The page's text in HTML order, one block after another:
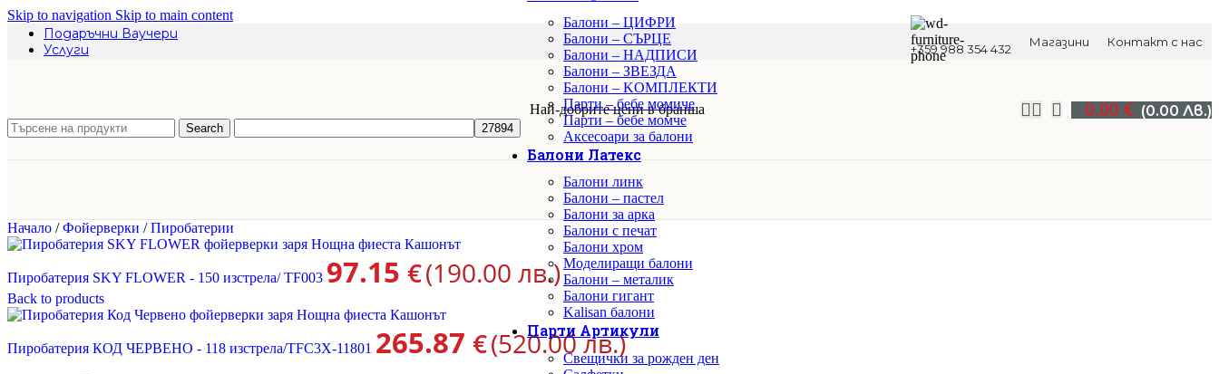
Skip to navigation Skip to main content
Подаръчни Ваучери
Услуги
+359 988 354 432 Магазини Контакт с нас
Search
Най-добрите цени в бранша 0.00€ (0.00 Лв.)
Балони – ЦИФРИ
Балони – СЪРЦЕ
Балони – НАДПИСИ
Балони – ЗВЕЗДА
Балони – KОМПЛЕКТИ
Парти – бебе момиче
Парти – бебе момче
Аксесоари за балони
Балони Латекс
Балони линк
Балони – пастел
Балони за арка
Балони с печат
Балони хром
Моделиращи балони
Балони – металик
Балони гигант
Kalisan балони
Парти Артикули
Свещички за рожден ден
Начало / Фойерверки / Пиробатерии
Пиробатерия SKY FLOWER - 150 изстрела/ TF003 97.15 €(190.00 лв.)
Back to products
Пиробатерия КОД ЧЕРВЕНО - 118 изстрела/TFC3X-11801 265.87 €(520.00 лв.)